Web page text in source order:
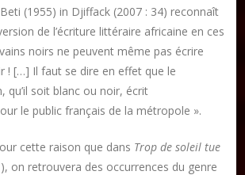
(1955) in Djiffack (2007 : 34) reconnaît
de l’écriture littéraire africaine en ces
noirs ne peuvent même pas écrire
! […] Il faut se dire en effet que le
qu’il soit blanc ou noir, écrit
le public français de la métropole ».
cette raison que dans Trop de soleil tue
on retrouvera des occurrences du genre